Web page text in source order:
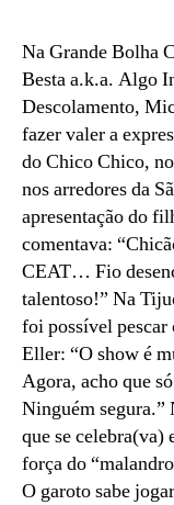
Na Grande Bolha
Besta a.k.a. Algo
Descolamento,
fazer valer a
do Chico Chico,
nos arredores da
apresentação do
comentava:
CEAT… Fio
talentoso!” Na
foi possível pescar
Eller: “O show é
Agora, acho que
Ninguém segura.”
que se celebra(va)
força do
O garoto sabe